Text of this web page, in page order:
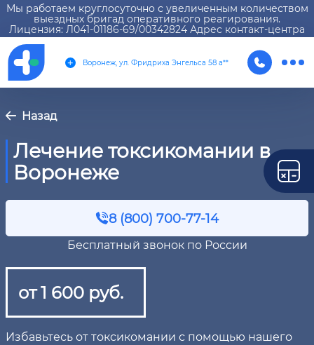
Мы работаем круглосуточно с увеличенным количеством
выездных бригад оперативного реагирования.
Лицензия: Л041-01186-69/00342824 Адрес контакт-центра
Воронеж, ул. Фридриха Энгельса 58 а**
Назад
Лечение токсикомании в
Воронеже
8 (800) 700-77-14
Бесплатный звонок по России
от 1 600 руб.
Избавьтесь от токсикомании с помощью нашего